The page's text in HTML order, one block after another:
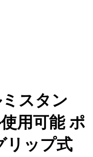
スタン
用可能 ポ
リップ式